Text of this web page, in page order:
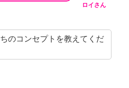
ロイさん
のコンセプトを教えてくだ